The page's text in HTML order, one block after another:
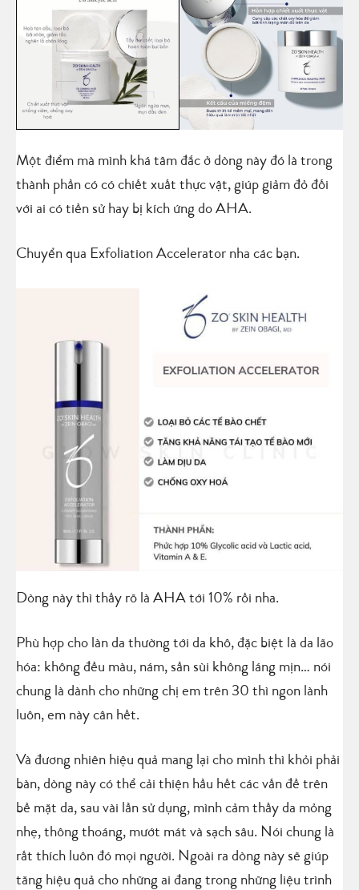
Một điểm mà mình khá tâm đắc ở dòng này đó là trong
thành phần có có chiết xuất thực vật, giúp giảm đỏ đối
với ai có tiền sử hay bị kích ứng do AHA.
Chuyển qua Exfoliation Accelerator nha các bạn.
Dòng này thì thấy rõ là AHA tới 10% rồi nha.
Phù hợp cho làn da thường tới da khô, đặc biệt là da lão
hóa: không đều màu, nám, sần sùi không láng mịn… nói
chung là dành cho những chị em trên 30 thì ngon lành
luôn, em này cân hết.
Và đương nhiên hiệu quả mang lại cho mình thì khỏi phải
bàn, dòng này có thể cải thiện hầu hết các vấn đề trên
bề mặt da, sau vài lần sử dụng, mình cảm thấy da mỏng
nhẹ, thông thoáng, mướt mát và sạch sâu. Nói chung là
rất thích luôn đó mọi người. Ngoài ra dòng này sẽ giúp
tăng hiệu quả cho những ai đang trong những liệu trình